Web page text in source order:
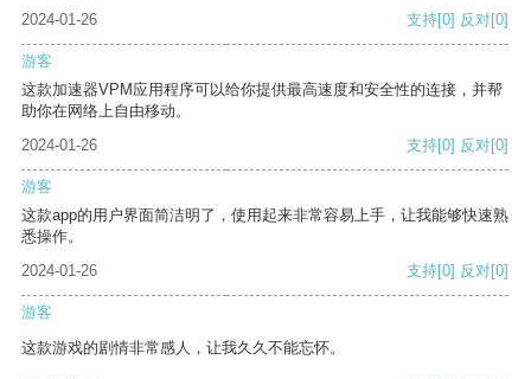
2024-01-26 支持[0] 反对[0]
游客
这款加速器VPM应用程序可以给你提供最高速度和安全性的连接，并帮
助你在网络上自由移动。
2024-01-26
支持[0] 反对[0]
游客
这款app的用户界面简洁明了，使用起来非常容易上手，让我能够快速熟
悉操作。
2024-01-26
支持[0] 反对[0]
游客
这款游戏的剧情非常感人，让我久久不能忘怀。